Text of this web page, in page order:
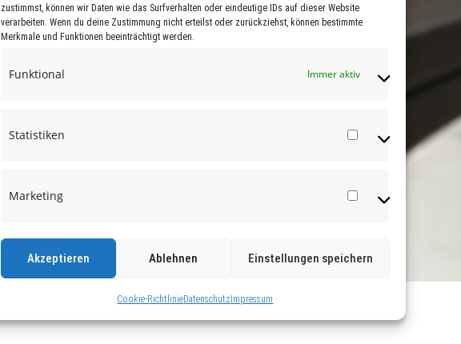
zustimmst, können wir Daten wie das Surfverhalten oder eindeutige IDs auf dieser Website
verarbeiten. Wenn du deine Zustimmung nicht erteilst oder zurückziehst, können bestimmte
Merkmale und Funktionen beeinträchtigt werden.
Funktional Immer aktiv
Statistiken Statistiken
Marketing Marketing
Akzeptieren Ablehnen Einstellungen speichern
Cookie-RichtlinieDatenschutzImpressum